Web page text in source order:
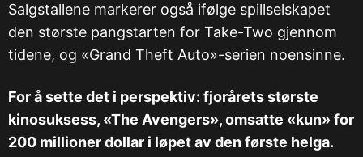
Salgstallene markerer også ifølge spillselskapet
den største pangstarten for Take-Two gjennom
tidene, og «Grand Theft Auto»-serien noensinne.
For å sette det i perspektiv: fjorårets største
kinosuksess, «The Avengers», omsatte «kun» for
200 millioner dollar i løpet av den første helga.